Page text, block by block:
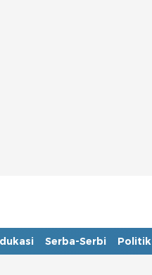
Serba-Serbi Politik